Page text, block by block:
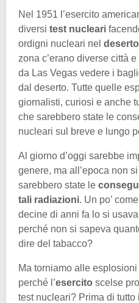
Nel 1951 l’esercito
diversi test nucleari
ordigni nucleari nel
zona c’erano diverse città
da Las Vegas vedere i
dal deserto. Tutte quelle
giornalisti, curiosi e anche
che sarebbero state le
nucleari sul breve e lungo
Al giorno d’oggi sarebbe
genere, ma all’epoca non
sarebbero state le
tali radiazioni. Un po’
decine di anni fa lo si
perché non si sapeva
dire del tabacco?
Ma torniamo alle
perché l’esercito scelse
test nucleari? Prima di